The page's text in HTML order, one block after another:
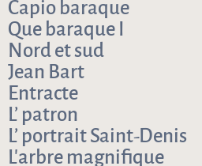
Capio baraque
Que baraque I
Nord et sud
Jean Bart
Entracte
L’ patron
L’ portrait Saint-Denis
L’arbre magnifique